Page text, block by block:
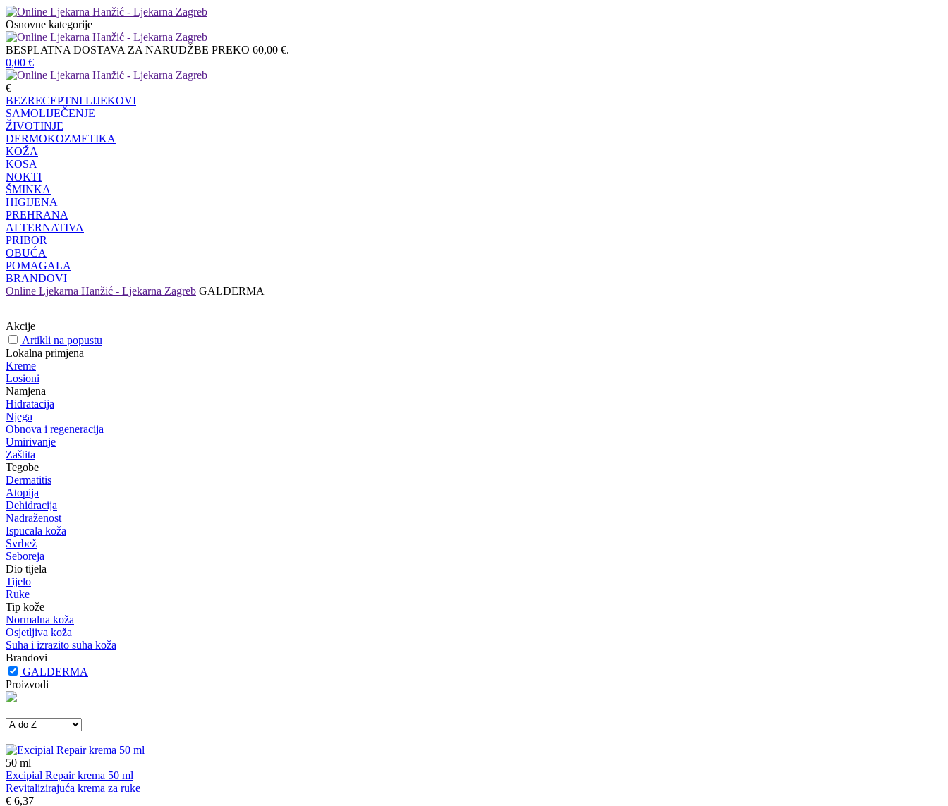
Osnovne kategorije
BESPLATNA DOSTAVA ZA NARUDŽBE PREKO 60,00 €.
0,00 €
€
BEZRECEPTNI LIJEKOVI
SAMOLIJEČENJE
ŽIVOTINJE
DERMOKOZMETIKA
KOŽA
KOSA
NOKTI
ŠMINKA
HIGIJENA
PREHRANA
ALTERNATIVA
PRIBOR
OBUĆA
POMAGALA
BRANDOVI
Online Ljekarna Hanžić - Ljekarna Zagreb GALDERMA
Akcije
Artikli na popustu
Lokalna primjena
Kreme
Losioni
Namjena
Hidratacija
Njega
Obnova i regeneracija
Umirivanje
Zaštita
Tegobe
Dermatitis
Atopija
Dehidracija
Nadraženost
Ispucala koža
Svrbež
Seboreja
Dio tijela
Tijelo
Ruke
Tip kože
Normalna koža
Osjetljiva koža
Suha i izrazito suha koža
Brandovi
GALDERMA
Proizvodi
50 ml
Excipial Repair krema 50 ml
Revitalizirajuća krema za ruke
€ 6,37